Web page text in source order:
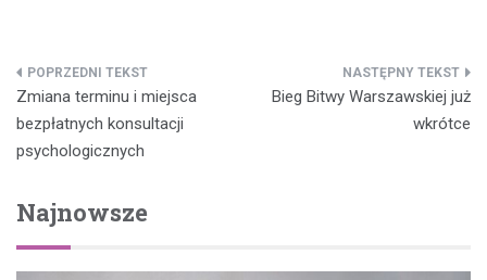
Nawigacja
wpisu
Zmiana terminu i miejsca
bezpłatnych konsultacji
psychologicznych
Bieg Bitwy Warszawskiej już
wkrótce
Najnowsze